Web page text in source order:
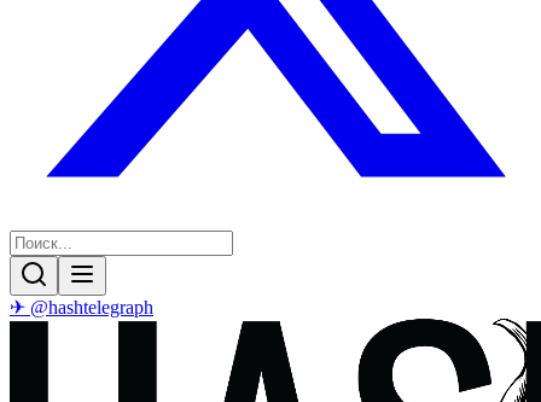
✈ @hashtelegraph